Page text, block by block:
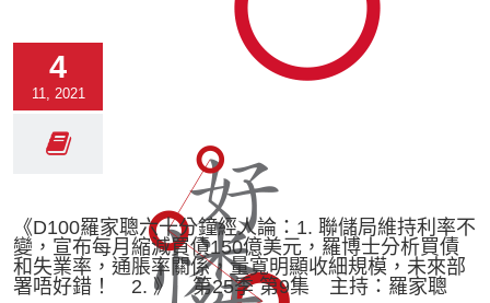
4
11, 2021
《D100羅家聰六十分鐘經人論：1. 聯儲局維持利率不
變，宣布每月縮減買債150億美元，羅博士分析買債
和失業率，通脹率關係，量寬明顯收細規模，未來部
署唔好錯！ 2. 》 第25季 第9集 主持：羅家聰